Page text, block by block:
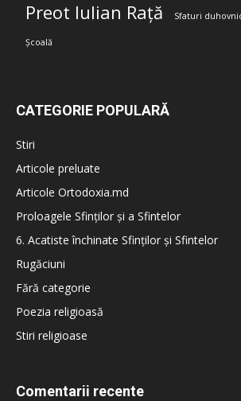
Preot Iulian Rață Sfaturi
Școală
CATEGORIE POPULARĂ
Stiri
Articole preluate
Articole Ortodoxia.md
Proloagele Sfinților și a Sfintelor
6. Acatiste închinate Sfinților și Sfintelor
Rugăciuni
Fără categorie
Poezia religioasă
Stiri religioase
Comentarii recente